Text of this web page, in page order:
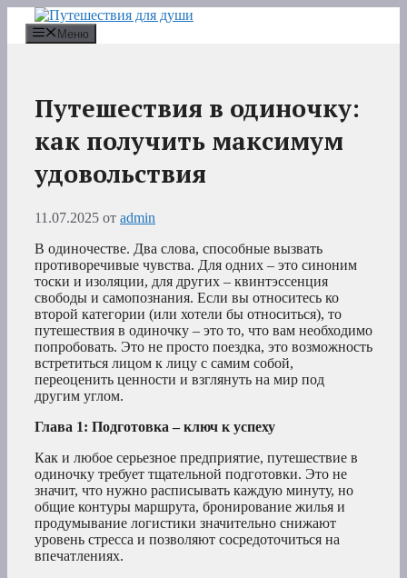
Перейти
содержимому
Меню
Путешествия в одиночку:
как получить максимум
удовольствия
11.07.2025 от admin
В одиночестве. Два слова, способные вызвать
противоречивые чувства. Для одних – это синоним
тоски и изоляции, для других – квинтэссенция
свободы и самопознания. Если вы относитесь ко
второй категории (или хотели бы относиться), то
путешествия в одиночку – это то, что вам необходимо
попробовать. Это не просто поездка, это возможность
встретиться лицом к лицу с самим собой,
переоценить ценности и взглянуть на мир под
другим углом.
Глава 1: Подготовка – ключ к успеху
Как и любое серьезное предприятие, путешествие в
одиночку требует тщательной подготовки. Это не
значит, что нужно расписывать каждую минуту, но
общие контуры маршрута, бронирование жилья и
продумывание логистики значительно снижают
уровень стресса и позволяют сосредоточиться на
впечатлениях.